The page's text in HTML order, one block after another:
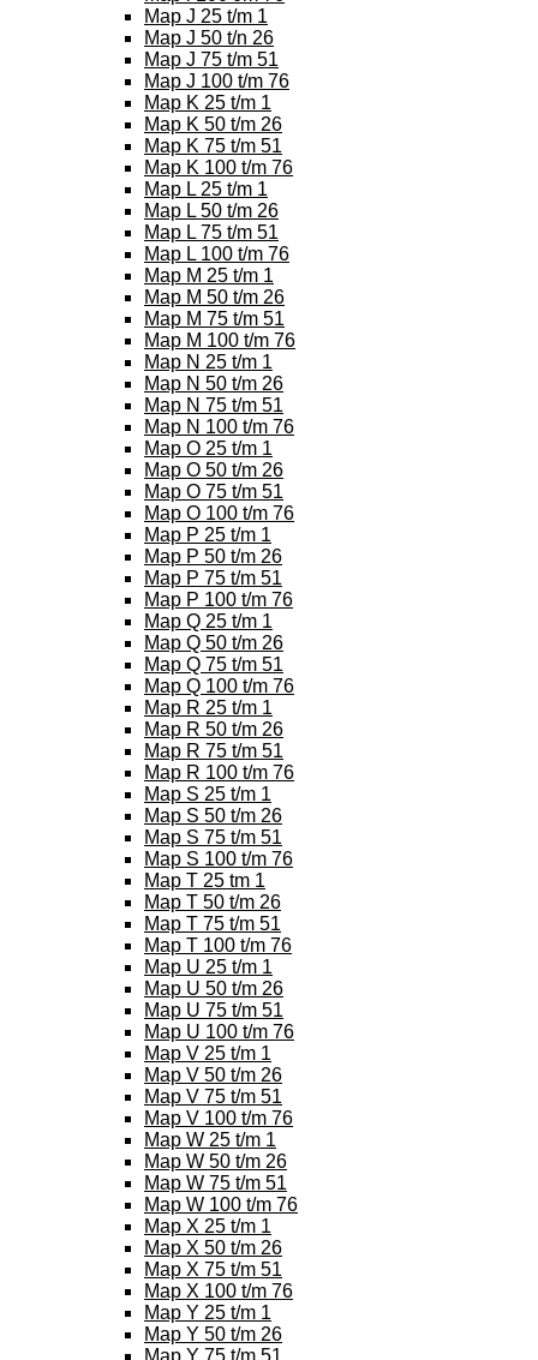
Map J 25 t/m 1
Map J 50 t/n 26
Map J 75 t/m 51
Map J 100 t/m 76
Map K 25 t/m 1
Map K 50 t/m 26
Map K 75 t/m 51
Map K 100 t/m 76
Map L 25 t/m 1
Map L 50 t/m 26
Map L 75 t/m 51
Map L 100 t/m 76
Map M 25 t/m 1
Map M 50 t/m 26
Map M 75 t/m 51
Map M 100 t/m 76
Map N 25 t/m 1
Map N 50 t/m 26
Map N 75 t/m 51
Map N 100 t/m 76
Map O 25 t/m 1
Map O 50 t/m 26
Map O 75 t/m 51
Map O 100 t/m 76
Map P 25 t/m 1
Map P 50 t/m 26
Map P 75 t/m 51
Map P 100 t/m 76
Map Q 25 t/m 1
Map Q 50 t/m 26
Map Q 75 t/m 51
Map Q 100 t/m 76
Map R 25 t/m 1
Map R 50 t/m 26
Map R 75 t/m 51
Map R 100 t/m 76
Map S 25 t/m 1
Map S 50 t/m 26
Map S 75 t/m 51
Map S 100 t/m 76
Map T 25 tm 1
Map T 50 t/m 26
Map T 75 t/m 51
Map T 100 t/m 76
Map U 25 t/m 1
Map U 50 t/m 26
Map U 75 t/m 51
Map U 100 t/m 76
Map V 25 t/m 1
Map V 50 t/m 26
Map V 75 t/m 51
Map V 100 t/m 76
Map W 25 t/m 1
Map W 50 t/m 26
Map W 75 t/m 51
Map W 100 t/m 76
Map X 25 t/m 1
Map X 50 t/m 26
Map X 75 t/m 51
Map X 100 t/m 76
Map Y 25 t/m 1
Map Y 50 t/m 26
Map Y 75 t/m 51